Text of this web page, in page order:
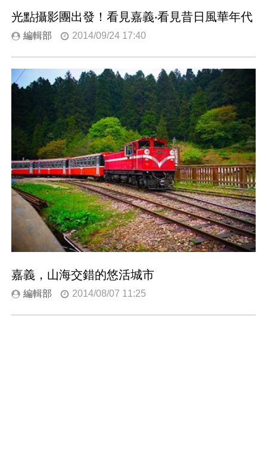
光點攝影團出發！看見嘉義‧看見昔日風華年代
編輯部 2014/09/24 17:40
嘉義，山海交錯的悠活城市
編輯部 2014/08/07 11:25